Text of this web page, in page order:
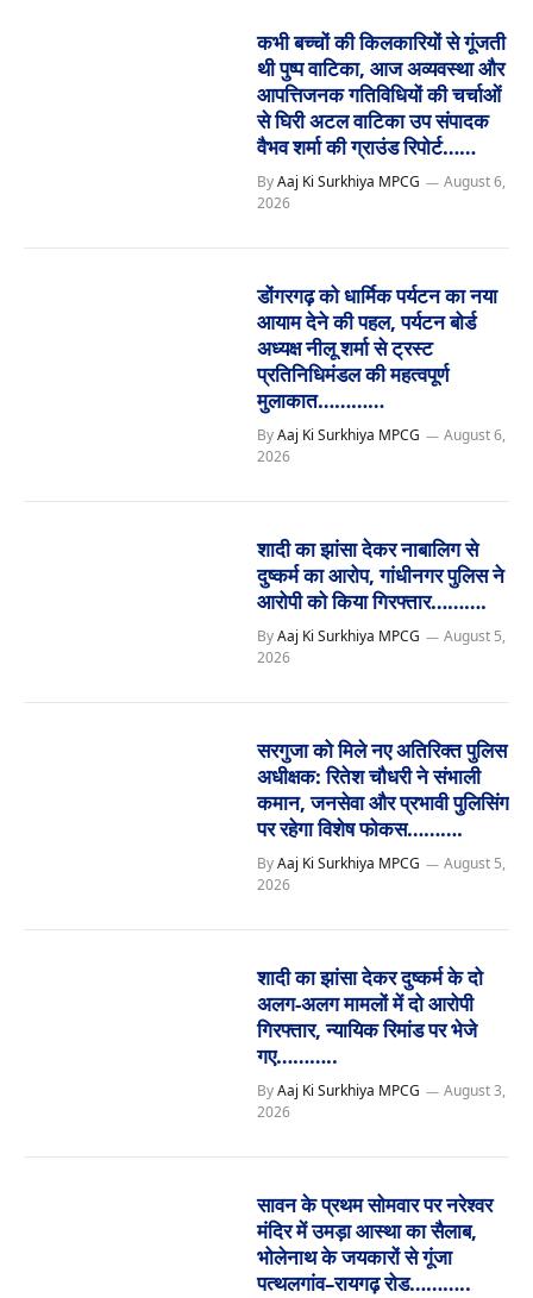
कभी बच्चों की किलकारियों से गूंजती
थी पुष्प वाटिका, आज अव्यवस्था और
आपत्तिजनक गतिविधियों की चर्चाओं
से घिरी अटल वाटिका उप संपादक
वैभव शर्मा की ग्राउंड रिपोर्ट……
By Aaj Ki Surkhiya MPCG
August 6,
2026
डोंगरगढ़ को धार्मिक पर्यटन का नया
आयाम देने की पहल, पर्यटन बोर्ड
अध्यक्ष नीलू शर्मा से ट्रस्ट
प्रतिनिधिमंडल की महत्वपूर्ण
मुलाकात…………
By Aaj Ki Surkhiya MPCG
August 6,
2026
शादी का झांसा देकर नाबालिग से
दुष्कर्म का आरोप, गांधीनगर पुलिस ने
आरोपी को किया गिरफ्तार……….
By Aaj Ki Surkhiya MPCG
August 5,
2026
सरगुजा को मिले नए अतिरिक्त पुलिस
अधीक्षक: रितेश चौधरी ने संभाली
कमान, जनसेवा और प्रभावी पुलिसिंग
पर रहेगा विशेष फोकस……….
By Aaj Ki Surkhiya MPCG
August 5,
2026
शादी का झांसा देकर दुष्कर्म के दो
अलग-अलग मामलों में दो आरोपी
गिरफ्तार, न्यायिक रिमांड पर भेजे
गए………..
By Aaj Ki Surkhiya MPCG
August 3,
2026
सावन के प्रथम सोमवार पर नरेश्वर
मंदिर में उमड़ा आस्था का सैलाब,
भोलेनाथ के जयकारों से गूंजा
पत्थलगांव–रायगढ़ रोड………..